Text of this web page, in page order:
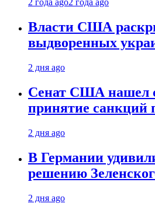
2 года ago2 года ago
Власти США
выдворенных
2 дня ago
Сенат США нашел
принятие санкций
2 дня ago
В Германии
решению
2 дня ago